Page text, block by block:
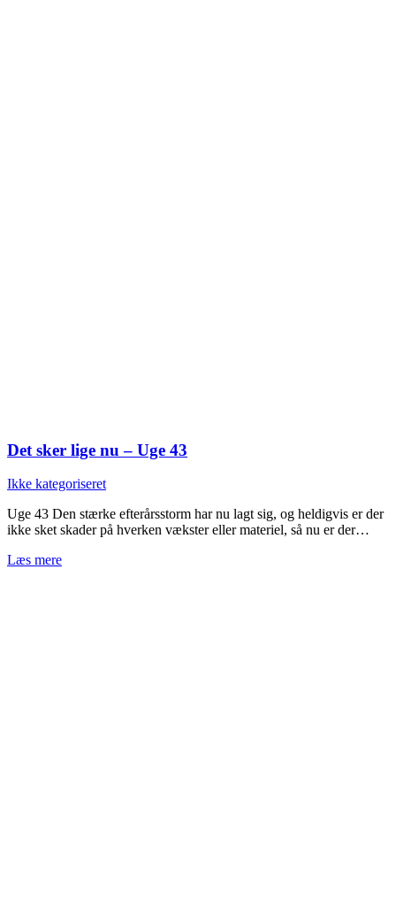
Det sker lige nu – Uge 43
Ikke kategoriseret
Uge 43 Den stærke efterårsstorm har nu lagt sig, og heldigvis er der
ikke sket skader på hverken vækster eller materiel, så nu er der…
Læs mere